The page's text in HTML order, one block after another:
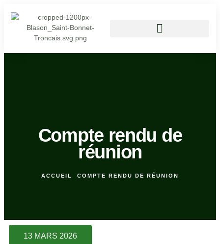
Compte rendu de
réunion
ACCUEIL COMPTE RENDU DE RÉUNION
13 MARS 2026